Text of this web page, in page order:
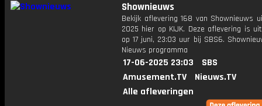
Shownieuws
Bekijk aflevering 168 van Shownieuws
2025 hier op KIJK. Deze aflevering is
op 17 juni, 23:03 uur bij SBS6.
Nieuws programma
17-06-2025 23:03
SBS
Amusement.TV
Nieuws.TV
Alle afleveringen